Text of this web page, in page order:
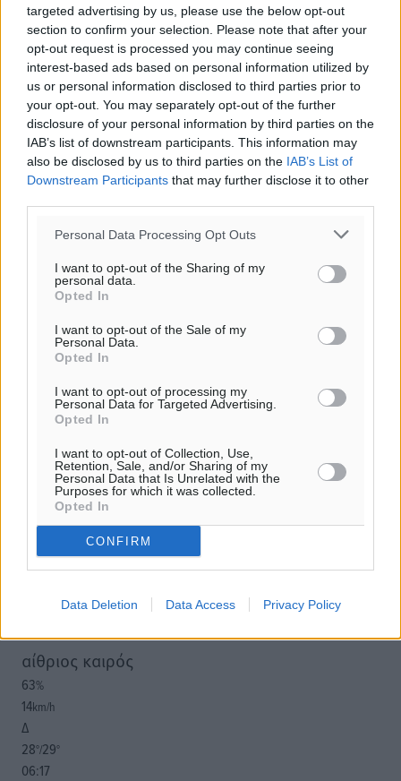
targeted advertising by us, please use the below opt-out
section to confirm your selection. Please note that after your
opt-out request is processed you may continue seeing
interest-based ads based on personal information utilized by
us or personal information disclosed to third parties prior to
your opt-out. You may separately opt-out of the further
disclosure of your personal information by third parties on the
IAB’s list of downstream participants. This information may
also be disclosed by us to third parties on the IAB’s List of
Downstream Participants that may further disclose it to other
Personal Data Processing Opt Outs
I want to opt-out of the Sharing of my
personal data.
Opted In
I want to opt-out of the Sale of my
Personal Data.
Opted In
I want to opt-out of processing my
Personal Data for Targeted Advertising.
Opted In
I want to opt-out of Collection, Use,
Retention, Sale, and/or Sharing of my
Personal Data that Is Unrelated with the
Purposes for which it was collected.
Opted In
CONFIRM
Data Deletion Data Access Privacy Policy
Φύλαξε τα στοιχεία μου για την επόμενη φορά.
Υπενθύμιση:
Για την μερική αναπαραγωγή της είδησης από άλλες
ιστοσελίδες είναι απαραίτητη η χρήση του παρακάτω
παρεχόμενου συνδέσμου παραπομπής προς το άρθρο
της Δημοκρατικής.
o καιρός τώρα:
28°
αίθριος καιρός
63%
14km/h
Δ
28°/29°
06:17